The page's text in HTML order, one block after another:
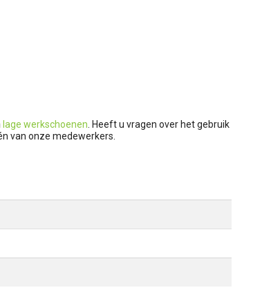
lage werkschoenen . Heeft u vragen over het gebruik
één van onze medewerkers.